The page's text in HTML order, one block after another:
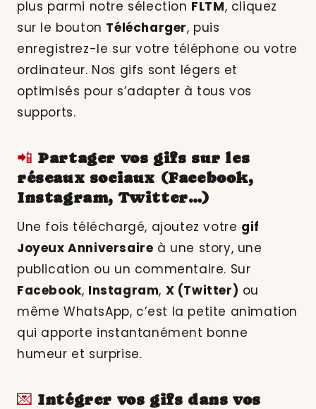
plus parmi notre sélection FLTM, cliquez
sur le bouton Télécharger, puis
enregistrez-le sur votre téléphone ou votre
ordinateur. Nos gifs sont légers et
optimisés pour s’adapter à tous vos
supports.
📲 Partager vos gifs sur les
réseaux sociaux (Facebook,
Instagram, Twitter…)
Une fois téléchargé, ajoutez votre gif
Joyeux Anniversaire à une story, une
publication ou un commentaire. Sur
Facebook, Instagram, X (Twitter) ou
même WhatsApp, c’est la petite animation
qui apporte instantanément bonne
humeur et surprise.
💌 Intégrer vos gifs dans vos